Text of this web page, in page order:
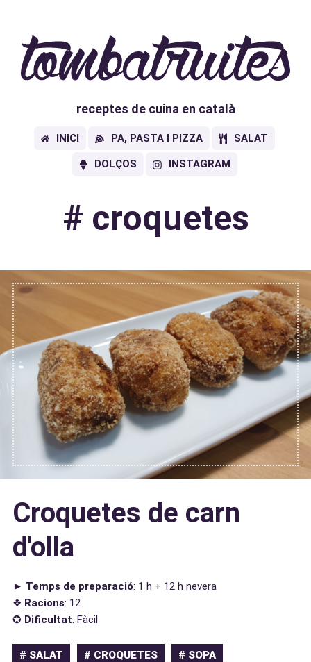
receptes de cuina en català
INICI PA, PASTA I PIZZA SALAT
DOLÇOS INSTAGRAM
# croquetes
Croquetes de carn
d'olla
► Temps de preparació: 1 h + 12 h nevera
❖ Racions: 12
✪ Dificultat: Fàcil
# SALAT # CROQUETES # SOPA